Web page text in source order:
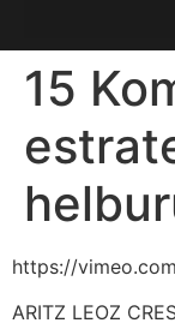
15
https://
ARITZ LEOZ